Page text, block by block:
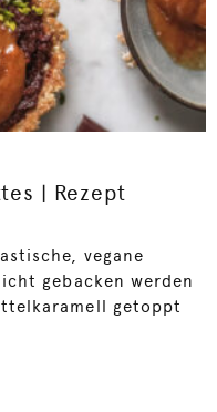
| Rezept
vegane
gebacken werden
getoppt